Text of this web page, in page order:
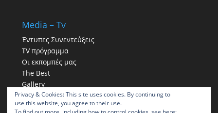
Media – Tv
Έντυπες Συνεντεύξεις
TV πρόγραμμα
Οι εκπομπές μας
The Best
Gallery
Η παρουσία μας στα social
Privacy & Cookies: This site uses cookies. By continuing to
use this website, you agree to their use.